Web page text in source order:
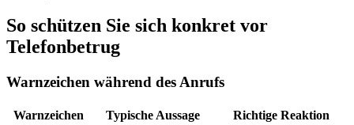
So schützen Sie sich konkret vor
Telefonbetrug
Warnzeichen während des Anrufs
Warnzeichen Typische Aussage
Richtige Reaktion